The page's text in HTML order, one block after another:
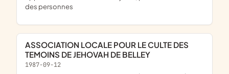
des personnes
ASSOCIATION LOCALE POUR LE CULTE DES
TEMOINS DE JEHOVAH DE BELLEY
1987-09-12